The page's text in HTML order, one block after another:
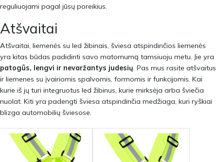
reguliuojami pagal jūsų poreikius.
Atšvaitai
Atšvaitai, liemenės su led žibinais, šviesa atspindinčios liemenės
yra kitas būdas padidinti savo matomumą tamsiuoju metu. Jie yra
patogūs, lengvi ir nevaržantys judesių. Pas mus rasite atšvaitus
ir liemenes su įvairiomis spalvomis, formomis ir funkcijomis. Kai
kurie iš jų turi integruotus led žibinus, kurie mirksėja arba šviečia
nuolat. Kiti yra padengti šviesa atspindinčia medžiaga, kuri ryškiai
blizga automobilių šviesose.